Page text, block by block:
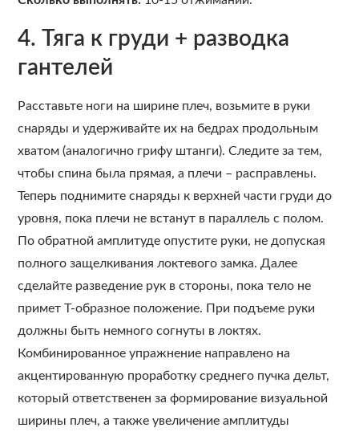
4. Тяга к груди + разводка
гантелей
Расставьте ноги на ширине плеч, возьмите в руки
снаряды и удерживайте их на бедрах продольным
хватом (аналогично грифу штанги). Следите за тем,
чтобы спина была прямая, а плечи – расправлены.
Теперь поднимите снаряды к верхней части груди до
уровня, пока плечи не встанут в параллель с полом.
По обратной амплитуде опустите руки, не допуская
полного защелкивания локтевого замка. Далее
сделайте разведение рук в стороны, пока тело не
примет Т-образное положение. При подъеме руки
должны быть немного согнуты в локтях.
Комбинированное упражнение направлено на
акцентированную проработку среднего пучка дельт,
который ответственен за формирование визуальной
ширины плеч, а также увеличение амплитуды